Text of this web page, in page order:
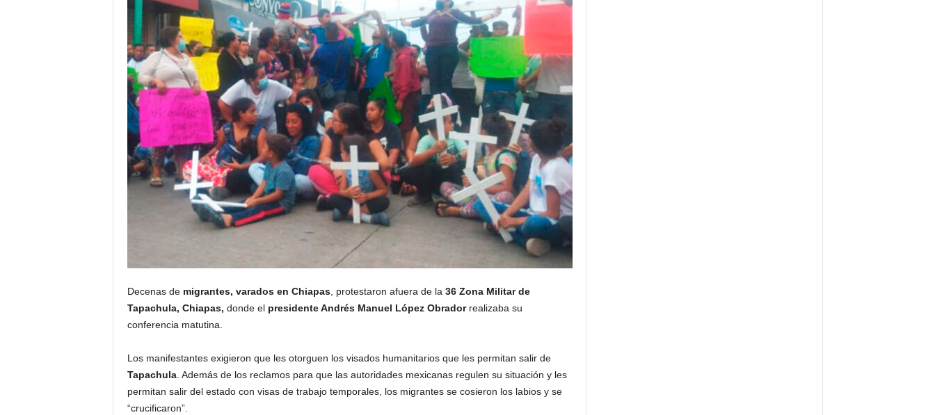
Decenas de migrantes, varados en Chiapas, protestaron afuera de la 36 Zona Militar de
Tapachula, Chiapas, donde el presidente Andrés Manuel López Obradorrealizaba su
conferencia matutina.
Los manifestantes exigieron que les otorguen los visados humanitarios que les permitan salir de
Tapachula. Además de los reclamos para que las autoridades mexicanas regulen su situación y les
permitan salir del estado con visas de trabajo temporales, los migrantes se cosieron los labios y se
“crucificaron”.